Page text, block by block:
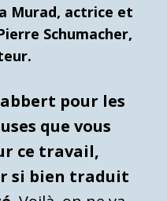
Murad, actrice et
Schumacher,
pour les
que vous
ce travail,
si bien traduit